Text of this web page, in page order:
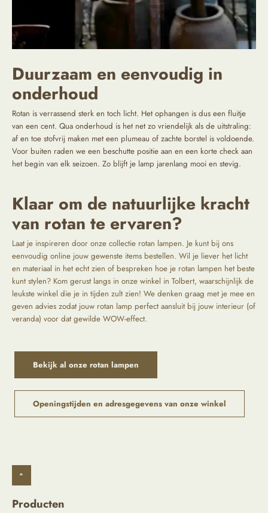
Duurzaam en eenvoudig in
onderhoud
Rotan is verrassend sterk en toch licht. Het ophangen is dus een fluitje
van een cent. Qua onderhoud is het net zo vriendelijk als de uitstraling:
af en toe stofvrij maken met een plumeau of zachte borstel is voldoende.
Voor buiten raden we een beschutte positie aan en een korte check aan
het begin van elk seizoen. Zo blijft je lamp jarenlang mooi en stevig.
Klaar om de natuurlijke kracht
van rotan te ervaren?
Laat je inspireren door onze collectie rotan lampen. Je kunt bij ons
eenvoudig online jouw gewenste items bestellen. Wil je liever het licht
en materiaal in het echt zien of bespreken hoe je rotan lampen het beste
kunt stylen? Kom gerust langs in onze winkel in Tolbert, waarschijnlijk de
leukste winkel die je in tijden zult zien! We denken graag met je mee en
geven advies zodat jouw rotan lamp perfect aansluit bij jouw interieur (of
veranda) voor dat gewilde WOW-effect.
Bekijk al onze rotan lampen
Openingstijden en adresgegevens van onze winkel
^
Producten